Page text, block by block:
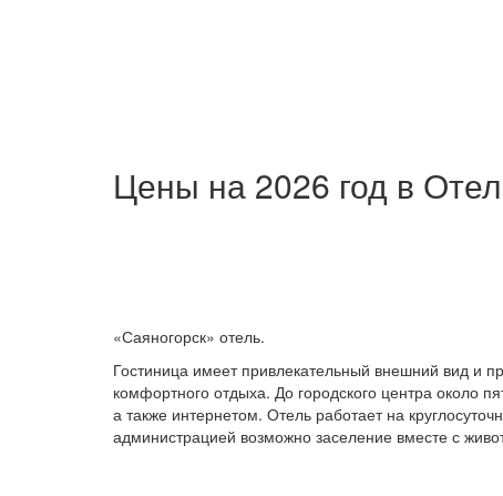
Цены на 2026 год в
«Саяногорск» отель.
Гостиница имеет привлекательный внешний вид
комфортного отдыха. До городского центра около
а также интернетом. Отель работает на
администрацией возможно заселение вместе с